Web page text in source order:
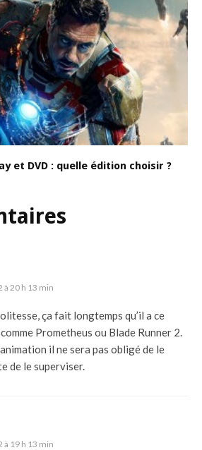
et DVD : quelle édition choisir ?
à 20 h 13 min
ça fait longtemps qu’il a ce
Prometheus ou Blade Runner 2.
il ne sera pas obligé de le
de le superviser.
à 19 h 13 min